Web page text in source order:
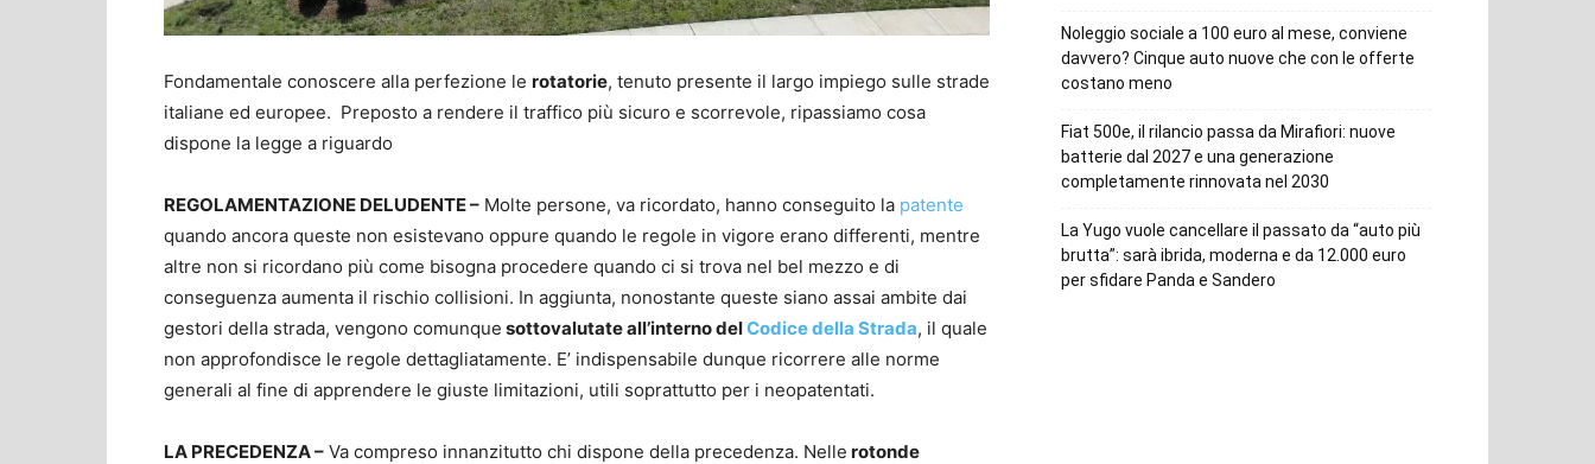
Fondamentale conoscere alla perfezione le rotatorie, tenuto presente il largo impiego sulle strade
italiane ed europee. Preposto a rendere il traffico più sicuro e scorrevole, ripassiamo cosa
dispone la legge a riguardo
REGOLAMENTAZIONE DELUDENTE – Molte persone, va ricordato, hanno conseguito la patente
quando ancora queste non esistevano oppure quando le regole in vigore erano differenti, mentre
altre non si ricordano più come bisogna procedere quando ci si trova nel bel mezzo e di
conseguenza aumenta il rischio collisioni. In aggiunta, nonostante queste siano assai ambite dai
gestori della strada, vengono comunque sottovalutate all’interno delCodice della Strada, il quale
non approfondisce le regole dettagliatamente. E’ indispensabile dunque ricorrere alle norme
generali al fine di apprendere le giuste limitazioni, utili soprattutto per i neopatentati.
LA PRECEDENZA – Va compreso innanzitutto chi dispone della precedenza. Nelle rotonde
Noleggio sociale a 100 euro al mese, conviene
davvero? Cinque auto nuove che con le offerte
costano meno
Fiat 500e, il rilancio passa da Mirafiori: nuove
batterie dal 2027 e una generazione
completamente rinnovata nel 2030
La Yugo vuole cancellare il passato da “auto più
brutta”: sarà ibrida, moderna e da 12.000 euro
per sfidare Panda e Sandero